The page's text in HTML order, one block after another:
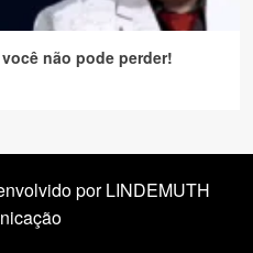
não pode perder!
por LINDEMUTH